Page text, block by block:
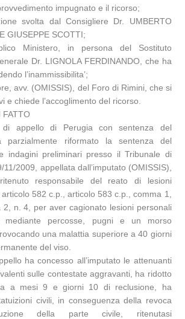
impugnato e il ricorso;
svolta dal Consigliere Dr. UMBERTO
GIUSEPPE SCOTTI;
Ministero, in persona del Sostituto
Dr. LIGNOLA FERDINANDO, che ha
l’inammissibilita’;
avv. (OMISSIS), del Foro di Rimini, che si
e chiede l’accoglimento del ricorso.
FATTO
appello di Perugia con sentenza del
parzialmente riformato la sentenza del
indagini preliminari presso il Tribunale di
11/2009, appellata dall’imputato (OMISSIS),
responsabile del reato di lesioni
582 c.p., articolo 583 c.p., comma 1,
2, n. 4, per aver cagionato lesioni personali
mediante percosse, pugni e un morso
una malattia superiore a 40 giorni
del viso.
ha concesso all’imputato le attenuanti
sulle contestate aggravanti, ha ridotto
a mesi 9 e giorni 10 di reclusione, ha
civili, in conseguenza della revoca
della parte civile, ritenutasi